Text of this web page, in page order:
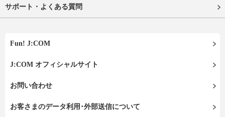
サポート・よくある質問
Fun! J:COM
J:COM オフィシャルサイト
お問い合わせ
お客さまのデータ利用･外部送信について